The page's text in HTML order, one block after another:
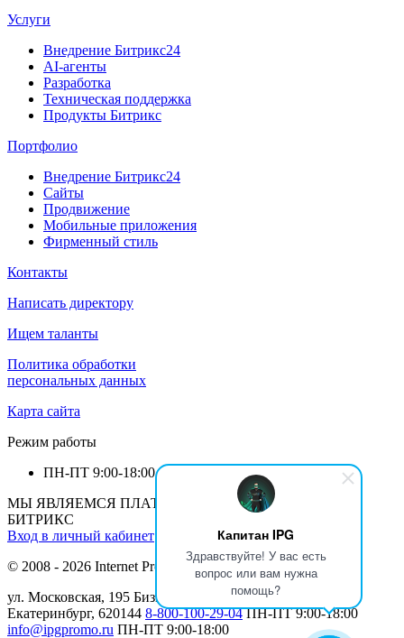
Капитан IPG
Здравствуйте! У вас есть
вопрос или вам нужна
помощь?
Услуги
Внедрение Битрикс24
AI-агенты
Разработка
Техническая поддержка
Продукты Битрикс
Портфолио
Внедрение Битрикс24
Сайты
Продвижение
Мобильные приложения
Фирменный стиль
Контакты
Написать директору
Ищем таланты
Политика обработки
персональных данных
Карта сайта
Режим работы
ПН-ПТ 9:00-18:00
МЫ ЯВЛЯЕМСЯ ПЛАТИНОВЫМ ПАРТНЕРОМ 1С-
БИТРИКС
Вход в личный кабинет
© 2008 - 2026 Internet Production Group (
ул. Московская, 195 Бизнеc Центр МАН, 12 этаж г.
Екатеринбург, 620144 8-800-100-29-04 ПН-ПТ 9:00-18:00
info@ipgpromo.ru ПН-ПТ 9:00-18:00